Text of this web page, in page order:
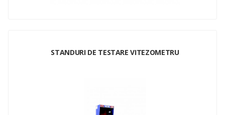
STANDURI DE TESTARE VITEZOMETRU